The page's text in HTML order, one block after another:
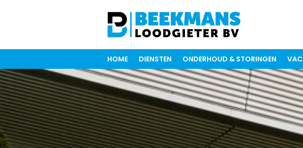
HOME DIENSTEN ONDERHOUD & STORINGEN